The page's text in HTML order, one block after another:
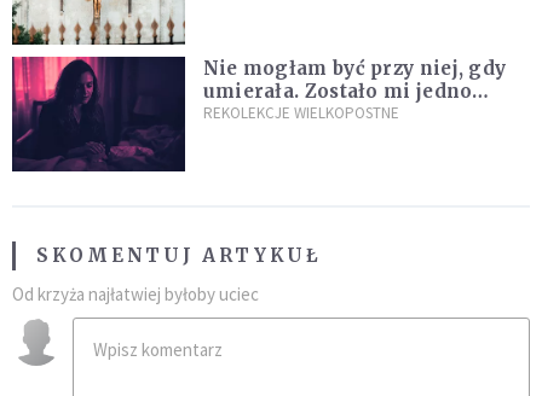
Nie mogłam być przy niej, gdy
umierała. Zostało mi jedno
wspomnienie [Siedem Boleści]
REKOLEKCJE WIELKOPOSTNE
SKOMENTUJ ARTYKUŁ
Od krzyża najłatwiej byłoby uciec